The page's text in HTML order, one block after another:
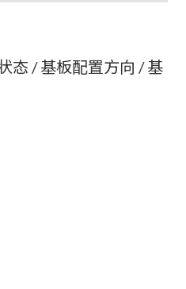
态 / 基板配置方向 / 基